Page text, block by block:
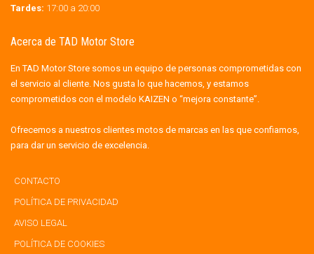
Tardes: 17:00 a 20:00
Acerca de TAD Motor Store
En TAD Motor Store somos un equipo de personas comprometidas con
el servicio al cliente. Nos gusta lo que hacemos, y estamos
comprometidos con el modelo KAIZEN o “mejora constante”.
Ofrecemos a nuestros clientes motos de marcas en las que confiamos,
para dar un servicio de excelencia.
CONTACTO
POLÍTICA DE PRIVACIDAD
AVISO LEGAL
POLÍTICA DE COOKIES